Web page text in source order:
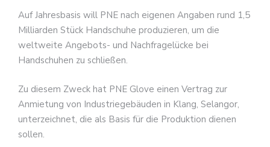
Auf Jahresbasis will PNE nach eigenen Angaben rund 1,5
Milliarden Stück Handschuhe produzieren, um die
weltweite Angebots- und Nachfragelücke bei
Handschuhen zu schließen.
Zu diesem Zweck hat PNE Glove einen Vertrag zur
Anmietung von Industriegebäuden in Klang, Selangor,
unterzeichnet, die als Basis für die Produktion dienen
sollen.